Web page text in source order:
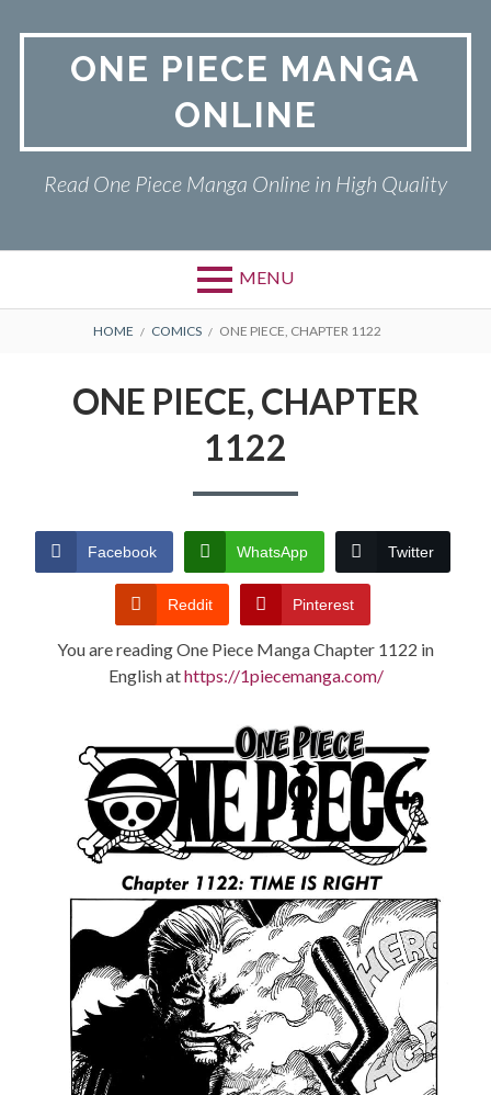
ONE PIECE MANGA
ONLINE
Read One Piece Manga Online in High Quality
MENU
Primary
ONE PIECE
BREADCRUMBS
HOME COMICS ONE PIECE, CHAPTER 1122
ONE PIECE, CHAPTER
1122
Facebook WhatsApp Twitter
Reddit Pinterest
You are reading One Piece Manga Chapter 1122 in
English athttps://1piecemanga.com/